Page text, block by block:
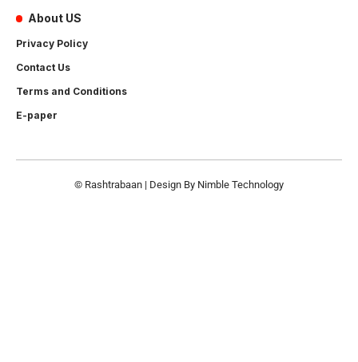
About US
Privacy Policy
Contact Us
Terms and Conditions
E-paper
© Rashtrabaan | Design By Nimble Technology